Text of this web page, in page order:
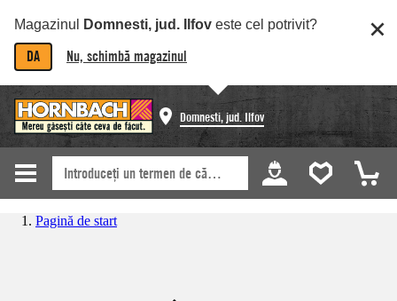
Magazinul Domnesti, jud. Ilfov este cel potrivit?
DA Nu, schimbă magazinul
Domnesti, jud. Ilfov
Pagină de start